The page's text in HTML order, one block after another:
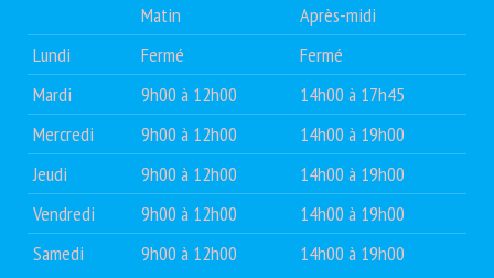
Matin
Après-midi
Lundi
Fermé
Fermé
Mardi
9h00 à 12h00
14h00 à 17h45
Mercredi
9h00 à 12h00
14h00 à 19h00
Jeudi
9h00 à 12h00
14h00 à 19h00
Vendredi
9h00 à 12h00
14h00 à 19h00
Samedi
9h00 à 12h00 14h00 à 19h00